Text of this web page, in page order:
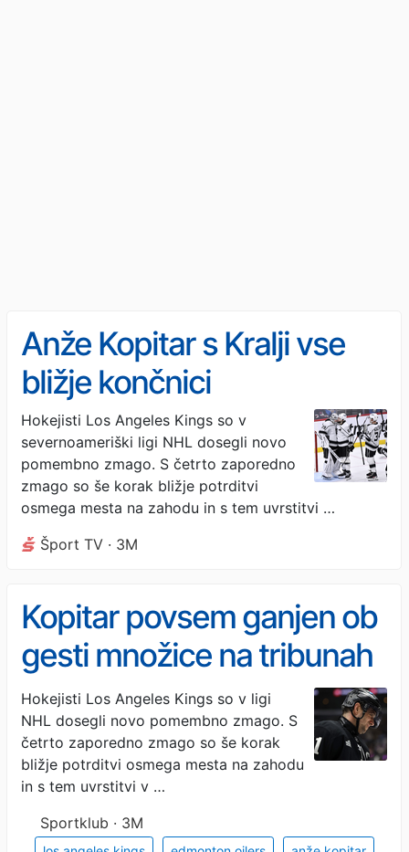
Anže Kopitar s Kralji vse
bližje končnici
Hokejisti Los Angeles Kings so v
severnoameriški ligi NHL dosegli novo
pomembno zmago. S četrto zaporedno
zmago so še korak bližje potrditvi
osmega mesta na zahodu in s tem uvrstitvi …
Šport TV · 3M
Kopitar povsem ganjen ob
gesti množice na tribunah
(VIDEO)
Hokejisti Los Angeles Kings so v ligi
NHL dosegli novo pomembno zmago. S
četrto zaporedno zmago so še korak
bližje potrditvi osmega mesta na zahodu
in s tem uvrstitvi v …
Sportklub · 3M